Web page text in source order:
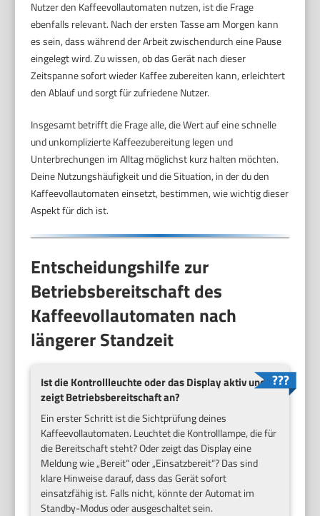
Nutzer den Kaffeevollautomaten nutzen, ist die Frage
ebenfalls relevant. Nach der ersten Tasse am Morgen kann
es sein, dass während der Arbeit zwischendurch eine Pause
eingelegt wird. Zu wissen, ob das Gerät nach dieser
Zeitspanne sofort wieder Kaffee zubereiten kann, erleichtert
den Ablauf und sorgt für zufriedene Nutzer.
Insgesamt betrifft die Frage alle, die Wert auf eine schnelle
und unkomplizierte Kaffeezubereitung legen und
Unterbrechungen im Alltag möglichst kurz halten möchten.
Deine Nutzungshäufigkeit und die Situation, in der du den
Kaffeevollautomaten einsetzt, bestimmen, wie wichtig dieser
Aspekt für dich ist.
Entscheidungshilfe zur
Betriebsbereitschaft des
Kaffeevollautomaten nach
längerer Standzeit
Ist die Kontrollleuchte oder das Display aktiv und
zeigt Betriebsbereitschaft an?
Ein erster Schritt ist die Sichtprüfung deines
Kaffeevollautomaten. Leuchtet die Kontrolllampe, die für
die Bereitschaft steht? Oder zeigt das Display eine
Meldung wie „Bereit“ oder „Einsatzbereit“? Das sind
klare Hinweise darauf, dass das Gerät sofort
einsatzfähig ist. Falls nicht, könnte der Automat im
Standby-Modus oder ausgeschaltet sein.